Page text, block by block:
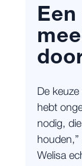
De
hebt
nodig,
Welisa